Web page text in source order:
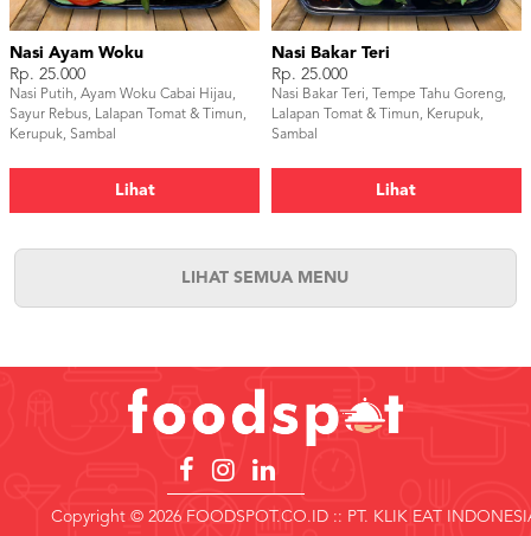
Nasi Ayam Woku
Rp. 25.000
Nasi Putih, Ayam Woku Cabai Hijau,
Sayur Rebus, Lalapan Tomat & Timun,
Kerupuk, Sambal
Lihat
Nasi Bakar Teri
Rp. 25.000
Nasi Bakar Teri, Tempe Tahu Goreng,
Lalapan Tomat & Timun, Kerupuk,
Sambal
Lihat
LIHAT SEMUA MENU
Copyright © 2026 FOODSPOT.CO.ID :: PT. KLIK EAT